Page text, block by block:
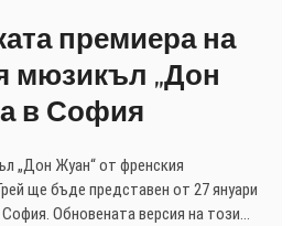
премиера на
мюзикъл „Дон
в София
„Дон Жуан“ от френския
ще бъде представен от 27 януари
Обновената версия на този…